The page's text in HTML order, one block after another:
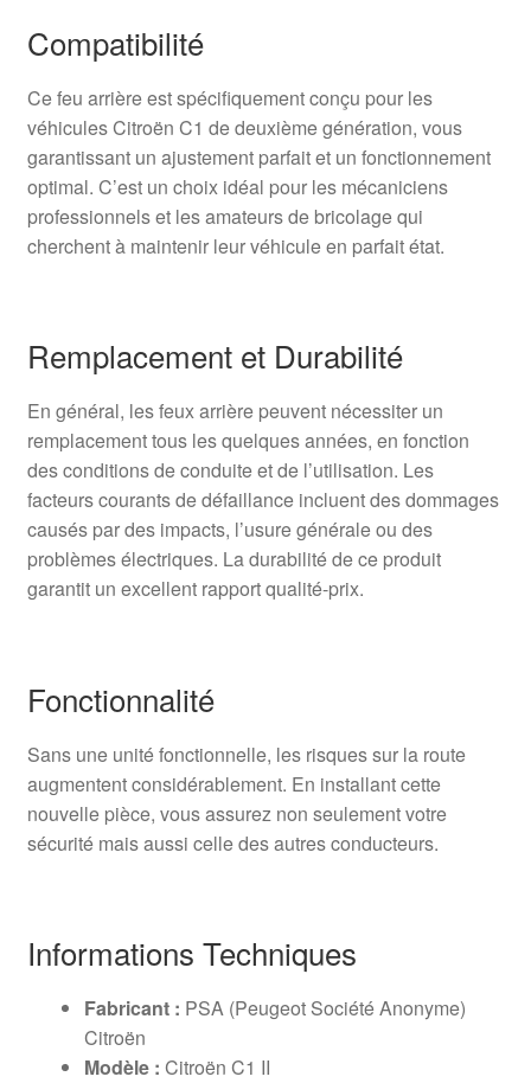
Compatibilité
Ce feu arrière est spécifiquement conçu pour les
véhicules Citroën C1 de deuxième génération, vous
garantissant un ajustement parfait et un fonctionnement
optimal. C’est un choix idéal pour les mécaniciens
professionnels et les amateurs de bricolage qui
cherchent à maintenir leur véhicule en parfait état.
Remplacement et Durabilité
En général, les feux arrière peuvent nécessiter un
remplacement tous les quelques années, en fonction
des conditions de conduite et de l’utilisation. Les
facteurs courants de défaillance incluent des dommages
causés par des impacts, l’usure générale ou des
problèmes électriques. La durabilité de ce produit
garantit un excellent rapport qualité-prix.
Fonctionnalité
Sans une unité fonctionnelle, les risques sur la route
augmentent considérablement. En installant cette
nouvelle pièce, vous assurez non seulement votre
sécurité mais aussi celle des autres conducteurs.
Informations Techniques
Fabricant : PSA (Peugeot Société Anonyme)
Citroën
Modèle : Citroën C1 II